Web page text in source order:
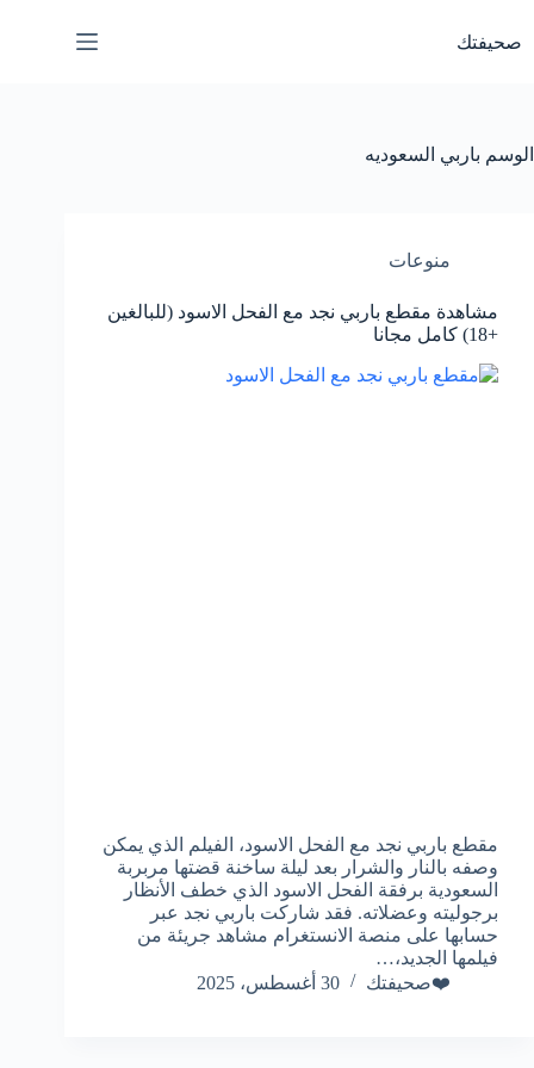
المحتوى
صحيفتك
الوسم باربي السعوديه
منوعات
مشاهدة مقطع باربي نجد مع الفحل الاسود (للبالغين
+18) كامل مجانا
مقطع باربي نجد مع الفحل الاسود، الفيلم الذي يمكن
وصفه بالنار والشرار بعد ليلة ساخنة قضتها مربربة
السعودية برفقة الفحل الاسود الذي خطف الأنظار
برجوليته وعضلاته. فقد شاركت باربي نجد عبر
حسابها على منصة الانستغرام مشاهد جريئة من
فيلمها الجديد،…
❤️صحيفتك
30 أغسطس، 2025